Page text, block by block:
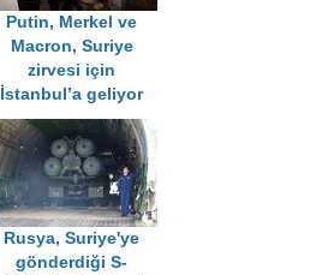
Putin, Merkel ve
Macron, Suriye
zirvesi için
İstanbul’a geliyor
Rusya, Suriye'ye
gönderdiği S-